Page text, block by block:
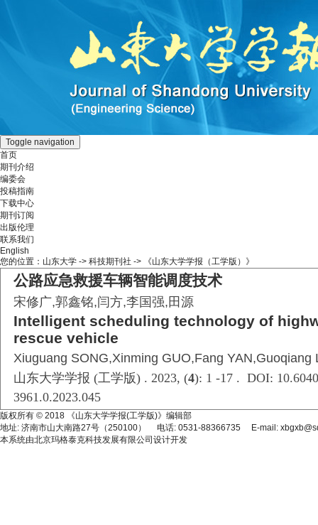
Toggle navigation
首页
期刊介绍
编委会
投稿指南
下载中心
期刊订阅
出版伦理
联系我们
English
您的位置： 山东大学 -> 科技期刊社 -> 《山东大学学报（工学版）》
公路应急救援车辆智能调度技术
宋修广,郭鑫铭,闫方,李国强,田源
Intelligent scheduling technology of
rescue vehicle
Xiuguang SONG,Xinming GUO,Fang YAN,Guoqiang
山东大学学报 (工学版) . 2023, (4): 1 -17 . DOI:
3961.0.2023.045
版权所有 © 2018 《山东大学学报(工学版)》编辑部
地址: 济南市山大南路27号（250100） 电话: 0531-88366735 E-mail:
本系统由北京玛格泰克科技发展有限公司 设计开发